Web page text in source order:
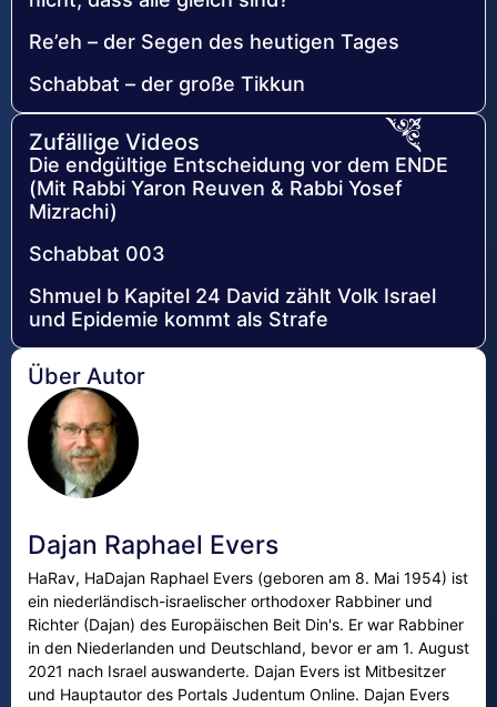
Re’eh – der Segen des heutigen Tages
Schabbat – der große Tikkun
Zufällige Videos
Die endgültige Entscheidung vor dem ENDE
(Mit Rabbi Yaron Reuven & Rabbi Yosef
Mizrachi)
Schabbat 003
Shmuel b Kapitel 24 David zählt Volk Israel
und Epidemie kommt als Strafe
Über Autor
Dajan Raphael Evers
HaRav, HaDajan Raphael Evers (geboren am 8. Mai 1954) ist
ein niederländisch-israelischer orthodoxer Rabbiner und
Richter (Dajan) des Europäischen Beit Din's. Er war Rabbiner
in den Niederlanden und Deutschland, bevor er am 1. August
2021 nach Israel auswanderte. Dajan Evers ist Mitbesitzer
und Hauptautor des Portals Judentum Online. Dajan Evers